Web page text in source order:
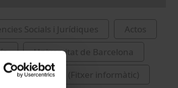
Socials i Jurídiques
Actos
Universitat de Barcelona
Moodle (Fitxer informàtic)